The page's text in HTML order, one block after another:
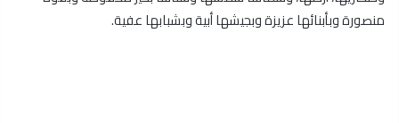
منصورة وبأبنائها عزيزة وبجيشها أبية وبشبابها عفية.